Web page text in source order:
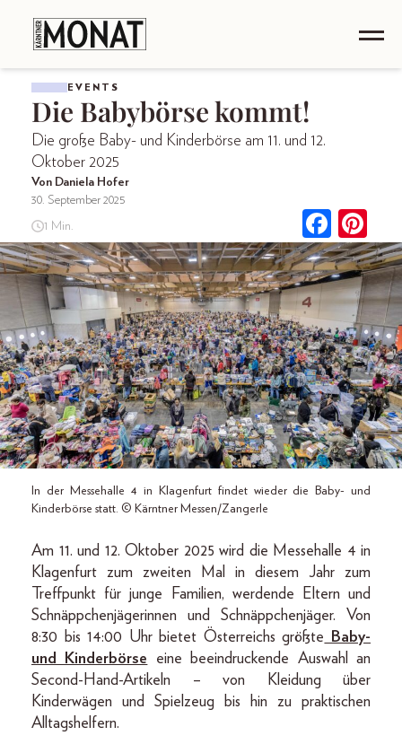
EVENTS
Die Babybörse kommt!
Die große Baby- und Kinderbörse am 11. und 12.
Oktober 2025
Von Daniela Hofer
30. September 2025
1 Min.
In der Messehalle 4 in Klagenfurt findet wieder die Baby- und
Kinderbörse statt. © Kärntner Messen/Zangerle
Am 11. und 12. Oktober 2025 wird die Messehalle 4 in
Klagenfurt zum zweiten Mal in diesem Jahr zum
Treffpunkt für junge Familien, werdende Eltern und
Schnäppchenjägerinnen und Schnäppchenjäger. Von
8:30 bis 14:00 Uhr bietet Österreichs größte Baby-
und Kinderbörse eine beeindruckende Auswahl an
Second-Hand-Artikeln – von Kleidung über
Kinderwägen und Spielzeug bis hin zu praktischen
Alltagshelfern.